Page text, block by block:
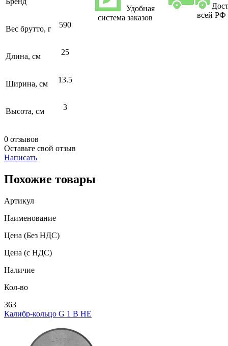
Вес брутто, г 590
Длина, см 25
Ширина, см 13.5
Высота, см 3
0 отзывов
Оставьте свой отзыв
Написать
Удобная
система заказов
всей РФ
Похожие товары
Артикул
Наименование
Цена (Без НДС)
Цена (с НДС)
Наличие
Кол-во
363
Калибр-кольцо G 1 В НЕ